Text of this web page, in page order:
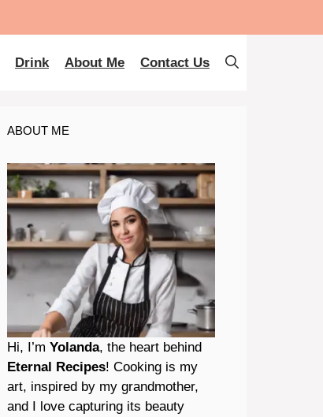
Drink About Me Contact Us
ABOUT ME
Hi, I’m Yolanda, the heart behind
Eternal Recipes! Cooking is my
art, inspired by my grandmother,
and I love capturing its beauty